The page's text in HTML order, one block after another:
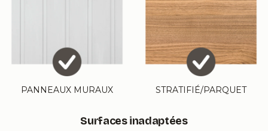
PANNEAUX MURAUX STRATIFIÉ/PARQUET
Surfaces inadaptées